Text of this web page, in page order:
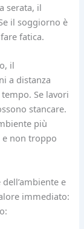
serata, il
il soggiorno è
fatica.
il
a distanza
Se lavori
stancare.
più
e non troppo
e
immediato: